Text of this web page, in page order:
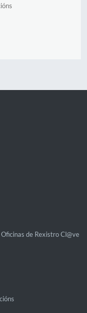
de Rexistro Cl@ve